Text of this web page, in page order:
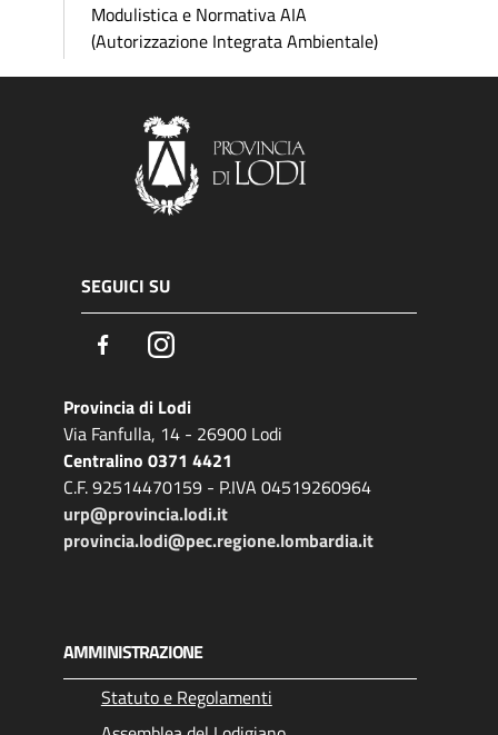
Modulistica e Normativa AIA
(Autorizzazione Integrata Ambientale)
SEGUICI SU
FacebookInstagram
Provincia di Lodi
Via Fanfulla, 14 - 26900 Lodi
Centralino 0371 4421
C.F. 92514470159 - P.IVA 04519260964
urp@provincia.lodi.it
provincia.lodi@pec.regione.lombardia.it
AMMINISTRAZIONE
Statuto e Regolamenti